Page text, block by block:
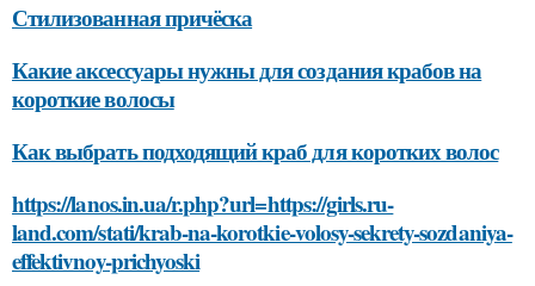
Стилизованная причёска
Какие аксессуары нужны для создания крабов на
короткие волосы
Как выбрать подходящий краб для коротких волос
https://lanos.in.ua/r.php?url=https://girls.ru-
land.com/stati/krab-na-korotkie-volosy-sekrety-sozdaniya-
effektivnoy-prichyoski